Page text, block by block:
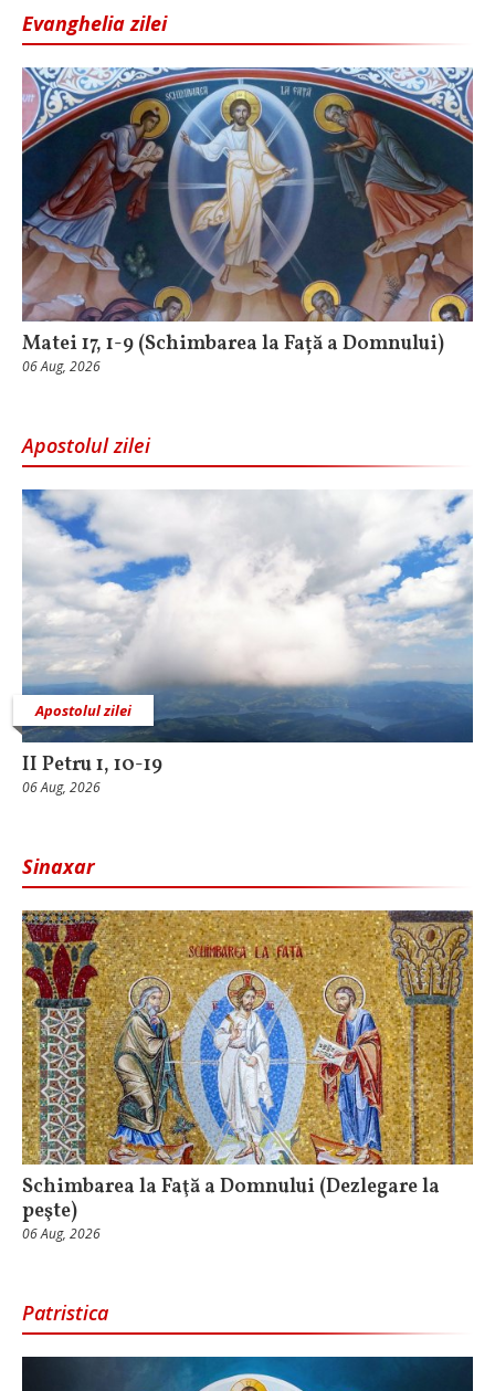
Evanghelia zilei
Matei 17, 1-9 (Schimbarea la Față a Domnului)
06 Aug, 2026
Apostolul zilei
Apostolul zilei
II Petru 1, 10-19
06 Aug, 2026
Sinaxar
Schimbarea la Faţă a Domnului (Dezlegare la
peşte)
06 Aug, 2026
Patristica